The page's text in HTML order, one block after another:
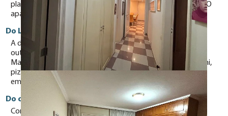
planejados, Área de serviço e dependência de empregada. O
apartamento possui 01 vaga de garagem.
Do Local
A dois quarteirões do shopping Higienópolis, local nobre,
outro tanto, no sentido contrário leva-nos à universidade
Mackenzie, feira livre, acesso pela Av. Angélica, rua Itacolomi,
pizzarias, bares, restaurantes e muito mais tornam este
empreendimento um grande atrativo.
Do condomínio
Condomínio com belo jardim, prédio recuado e salão de